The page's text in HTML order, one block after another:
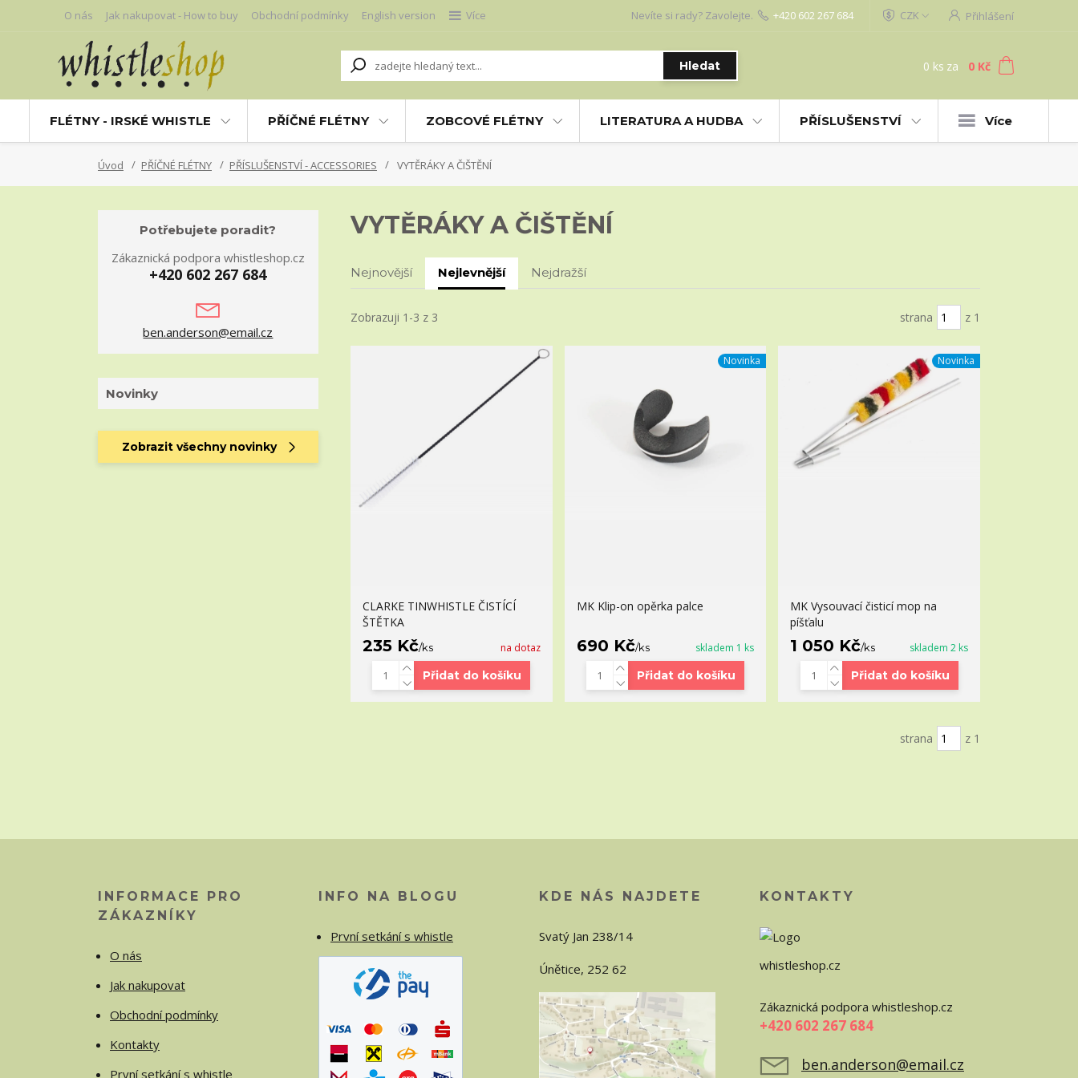
O nás Jak nakupovat - How to buy Obchodní podmínky English version Více CZK Přihlášení
Hledat
Nevíte si rady? Zavolejte. +420 602 267 684
0 ks za 0 Kč
FLÉTNY - IRSKÉ WHISTLE PŘÍČNÉ FLÉTNY ZOBCOVÉ FLÉTNY LITERATURA A HUDBA PŘÍSLUŠENSTVÍ Více
Úvod PŘÍČNÉ FLÉTNY PŘÍSLUŠENSTVÍ - ACCESSORIES VYTĚRÁKY A ČIŠTĚNÍ
VYTĚRÁKY A ČIŠTĚNÍ
Nejnovější Nejlevnější Nejdražší
Zobrazuji 1-3 z 3 strana z 1
CLARKE TINWHISTLE ČISTÍCÍ
ŠTĚTKA
235 Kč/ks na dotaz
Přidat do košíku
Novinka
MK Klip-on opěrka palce
690 Kč/ks skladem 1 ks
Přidat do košíku
Novinka
MK Vysouvací čisticí mop na
píšťalu
1 050 Kč/ks skladem 2 ks
Přidat do košíku
strana z 1
Potřebujete poradit?
Zákaznická podpora whistleshop.cz
+420 602 267 684
ben.anderson@email.cz
Novinky
Zobrazit všechny novinky
INFORMACE PRO
ZÁKAZNÍKY
O nás
Jak nakupovat
Obchodní podmínky
Kontakty
První setkání s whistle
INFO NA BLOGU
První setkání s whistle
KDE NÁS NAJDETE
Svatý Jan 238/14
Únětice, 252 62
KONTAKTY
whistleshop.cz
Zákaznická podpora whistleshop.cz
+420 602 267 684
ben.anderson@email.cz